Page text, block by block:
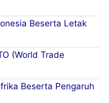
Beserta Letak
(World Trade
Beserta Pengaruh